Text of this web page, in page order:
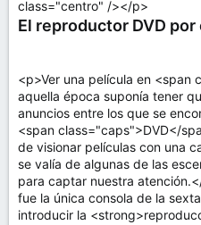
class="centro" /></p>
El reproductor DVD
<p>Ver una película en <span
aquella época suponía tener
anuncios entre los que se
<span class="caps">DVD</
de visionar películas con una
se valía de algunas de las
para captar nuestra
fue la única consola de la
introducir la